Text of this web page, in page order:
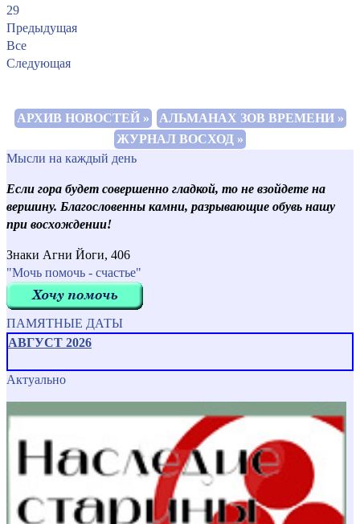
29
Предыдущая
Все
Следующая
АРХИВ НОВОСТЕЙ »
АЛЬМАНАХ ЗОВ ВРЕМЕНИ »
ЖУРНАЛ ВОСХОД »
Мысли на каждый день
Если гора будет совершенно гладкой, то не взойдете на
вершину. Благословенны камни, разрывающие обувь нашу
при восхождении!
Знаки Агни Йоги, 406
"Мочь помочь - счастье"
ПАМЯТНЫЕ ДАТЫ
АВГУСТ 2026
Актуально